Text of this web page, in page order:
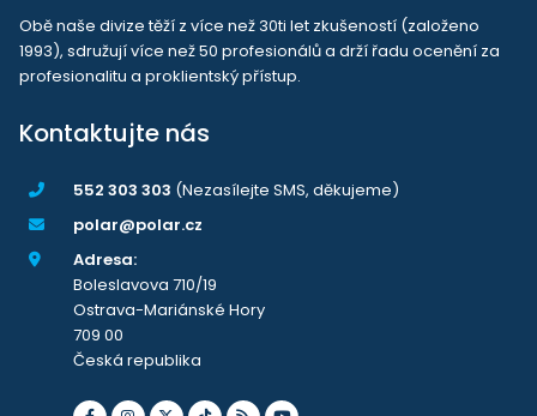
Obě naše divize těží z více než 30ti let zkušeností (založeno
1993), sdružují více než 50 profesionálů a drží řadu ocenění za
profesionalitu a proklientský přístup.
Kontaktujte nás
552 303 303 (Nezasílejte SMS, děkujeme)
polar@polar.cz
Adresa:
Boleslavova 710/19
Ostrava-Mariánské Hory
709 00
Česká republika